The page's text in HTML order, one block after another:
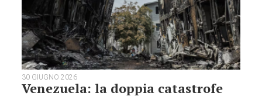
30 GIUGNO 2026
Venezuela: la doppia catastrofe